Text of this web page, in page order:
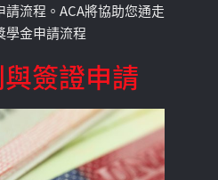
流程。ACA將協助您通走
學金申請流程
簽證申請